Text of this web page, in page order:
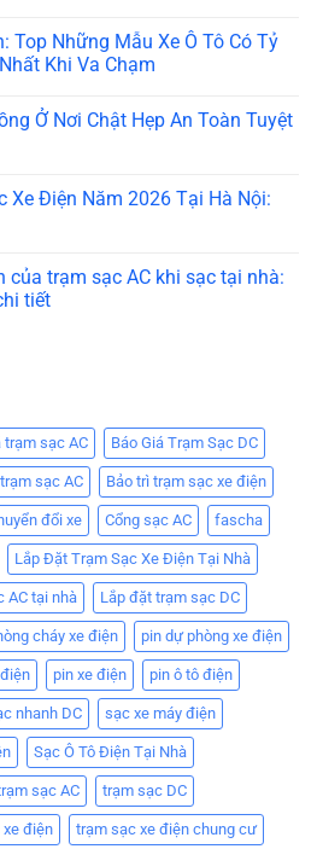
Top Những Mẫu Xe Ô Tô Có Tỷ
Khi Va Chạm
Ở Nơi Chật Hẹp An Toàn Tuyệt
Xe Điện Năm 2026 Tại Hà Nội:
của trạm sạc AC khi sạc tại nhà:
tiết
trạm sạc AC Báo Giá Trạm Sạc DC
sạc AC Bảo trì trạm sạc xe điện
đổi xe Cổng sạc AC fascha
Lắp Đặt Trạm Sạc Xe Điện Tại Nhà
AC tại nhà Lắp đặt trạm sạc DC
cháy xe điện pin dự phòng xe điện
pin xe điện pin ô tô điện
nhanh DC sạc xe máy điện
Sạc Ô Tô Điện Tại Nhà
sạc AC trạm sạc DC
điện trạm sạc xe điện chung cư